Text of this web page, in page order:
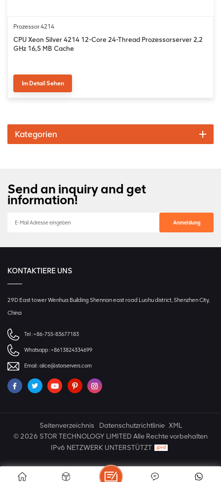
Prozessor 4214
CPU Xeon Silver 4214 12-Core 24-Thread Prozessorserver 2,2
GHz 16,5 MB Cache
Im Detail Sehen
Kategorien
Send an inquiry and get
information!
KONTAKTIERE UNS
29D East tower Wenhua Building Shennan east road Luohu district, Shenzhen City,
China
Tel :+86-755-83677183
Whatsapp :+8613824334699
Email :alice@storservers.com
Seitenverzeichnis Datenschutzrichtlinie XML
© 2026 STOR TECHNOLOGY LIMITED Alle Rechte vorbehalten
IPv6 NETZWERK UNTERSTÜTZT